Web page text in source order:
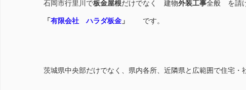
石岡市行里川で板金屋根だけでなく 建物外装工事全般 を請
「有限会社 ハラダ板金」 です。
茨城県中央部だけでなく、県内各所、近隣県と広範囲で住宅・